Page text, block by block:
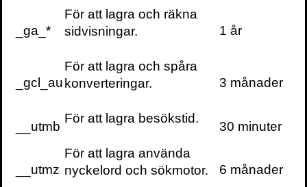
VILL DU FÅ VÅRT
NYHETSBREV?
Information om
föreläsningar och
evenemang
en gång i veckan till
_ga_*
För att lagra och räkna
sidvisningar.
1 år
_gcl_au
För att lagra och spåra
konverteringar.
3 månader
__utmb
För att lagra besökstid.
30 minuter
__utmz
För att lagra använda
nyckelord och sökmotor.
6 månader